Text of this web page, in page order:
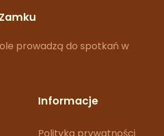
prowadzą do spotkań w
Informacje